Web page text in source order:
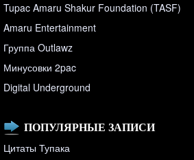
Tupac Amaru Shakur Foundation (TASF)
Amaru Entertainment
Группа Outlawz
Минусовки 2pac
Digital Underground
ПОПУЛЯРНЫЕ ЗАПИСИ
Цитаты Тупака